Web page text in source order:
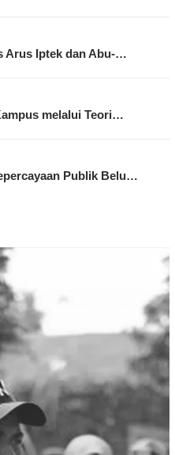
Arus Iptek dan Abu-…
melalui Teori…
Publik Belu…